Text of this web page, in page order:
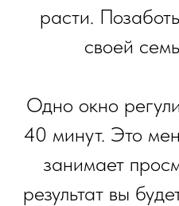
расти.
своей
Одно окно
40 минут. Это
занимает
результат вы